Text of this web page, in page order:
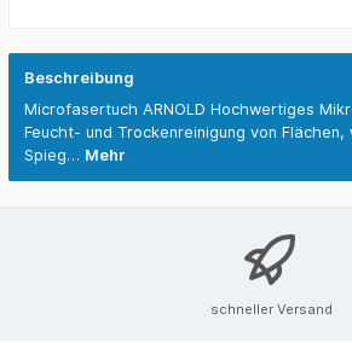
Beschreibung
Microfasertuch ARNOLD Hochwertiges
Feucht- und Trockenreinigung von Flächen,
Spieg… Mehr
schneller Versand